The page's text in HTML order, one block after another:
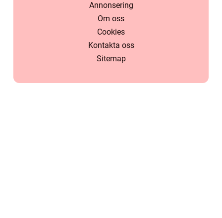
Annonsering
Om oss
Cookies
Kontakta oss
Sitemap